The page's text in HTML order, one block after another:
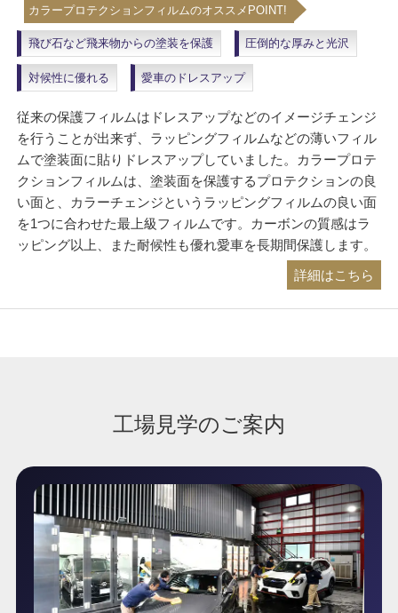
カラープロテクションフィルムのオススメPOINT!
飛び石など飛来物からの塗装を保護 圧倒的な厚みと光沢
対候性に優れる 愛車のドレスアップ
従来の保護フィルムはドレスアップなどのイメージチェンジ
を行うことが出来ず、ラッピングフィルムなどの薄いフィル
ムで塗装面に貼りドレスアップしていました。カラープロテ
クションフィルムは、塗装面を保護するプロテクションの良
い面と、カラーチェンジというラッピングフィルムの良い面
を1つに合わせた最上級フィルムです。カーボンの質感はラ
ッピング以上、また耐候性も優れ愛車を長期間保護します。
詳細はこちら
工場見学のご案内